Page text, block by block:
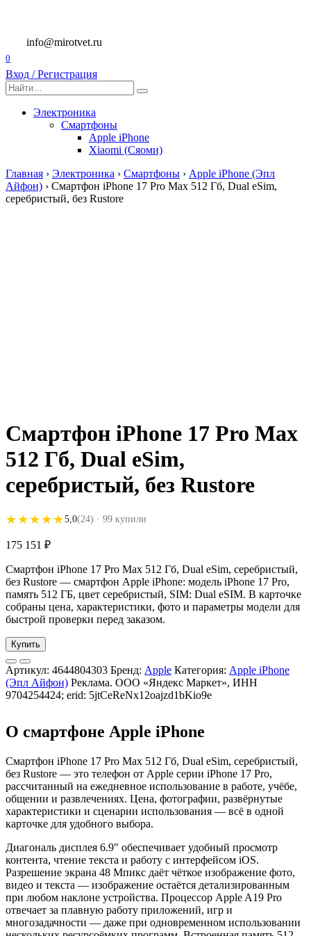
содержанию
info@mirotvet.ru
0
Вход / Регистрация
Search
for:
Электроника
Смартфоны
Apple iPhone
Xiaomi (Сяоми)
Главная › Электроника › Смартфоны › Apple iPhone (Эпл
Айфон) › Смартфон iPhone 17 Pro Max 512 Гб, Dual eSim,
серебристый, без Rustore
Смартфон iPhone 17 Pro Max
512 Гб, Dual eSim,
серебристый, без Rustore
★★★★★
★★★★★5,0(24) · 99 купили
175 151 ₽
Смартфон iPhone 17 Pro Max 512 Гб, Dual eSim, серебристый,
без Rustore — смартфон Apple iPhone: модель iPhone 17 Pro,
память 512 ГБ, цвет серебристый, SIM: Dual eSIM. В карточке
собраны цена, характеристики, фото и параметры модели для
быстрой проверки перед заказом.
Купить
Артикул: 4644804303 Бренд: Apple Категория: Apple iPhone
(Эпл Айфон) Реклама. ООО «Яндекс Маркет», ИНН
9704254424; erid: 5jtCeReNx12oajzd1bKio9e
О смартфоне Apple iPhone
Смартфон iPhone 17 Pro Max 512 Гб, Dual eSim, серебристый,
без Rustore — это телефон от Apple серии iPhone 17 Pro,
рассчитанный на ежедневное использование в работе, учёбе,
общении и развлечениях. Цена, фотографии, развёрнутые
характеристики и сценарии использования — всё в одной
карточке для удобного выбора.
Диагональ дисплея 6.9" обеспечивает удобный просмотр
контента, чтение текста и работу с интерфейсом iOS.
Разрешение экрана 48 Мпикс даёт чёткое изображение фото,
видео и текста — изображение остаётся детализированным
при любом наклоне устройства. Процессор Apple A19 Pro
отвечает за плавную работу приложений, игр и
многозадачности — даже при одновременном использовании